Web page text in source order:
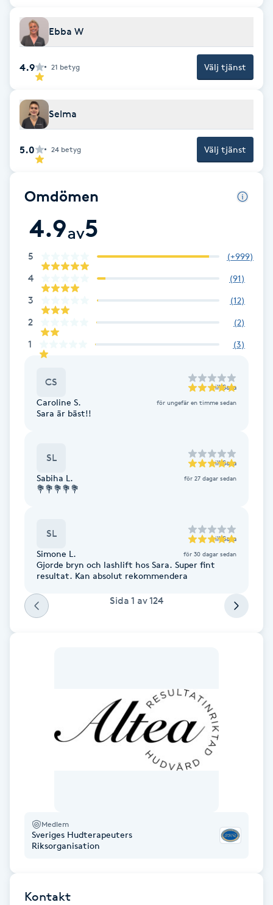
Föning
Gel naglar
Gelenaglar
Gellack
Gellack med förstärkning
Gravidmassage
Gravidyoga
Gruppträning
Gua Sha-massage
Hatha Yoga
Headspa
Healing
Herrklippning
Hot Stone Massage
Hårborttagning
Hårförlängning
Ebba W
4.9 21 betyg Välj tjänst
Selma
5.0 24 betyg Välj tjänst
Omdömen
4.9av5
5 (+999)
4 (91)
3 (12)
2 (2)
1 (3)
CS till Sara
Caroline S. för ungefär en timme sedan
Sara är bäst!!
SL till Sara
Sabiha L. för 27 dagar sedan
💐💐💐💐💐
SL till Sara
Simone L. för 30 dagar sedan
Gjorde bryn och lashlift hos Sara. Super fint
resultat. Kan absolut rekommendera
Sida 1 av124
Medlem
Sveriges Hudterapeuters
Riksorganisation
Kontakt